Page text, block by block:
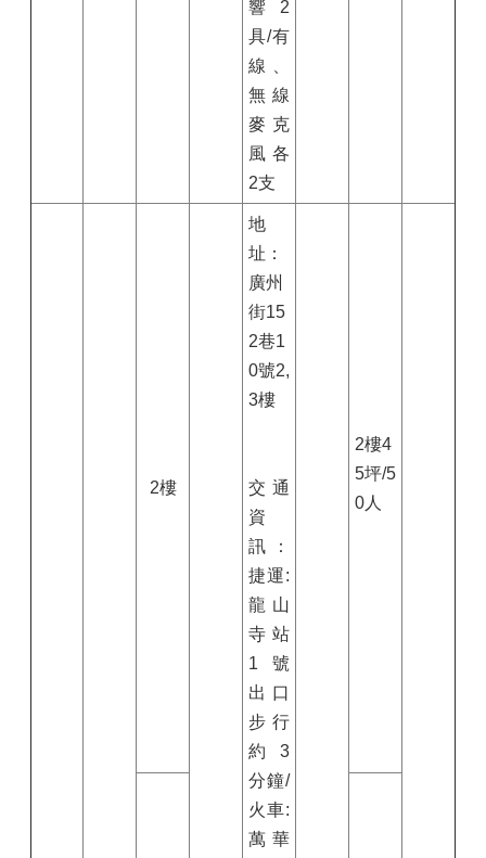
響2
具/有
線、
無線
麥克
風各
2支
2樓
地
址：
廣州
街15
2巷1
0號2,
3樓
交通
資
訊：
捷運:
龍山
寺站
1號
出口
步行
約3
分鐘/
火車:
萬華
2樓4
5坪/5
0人